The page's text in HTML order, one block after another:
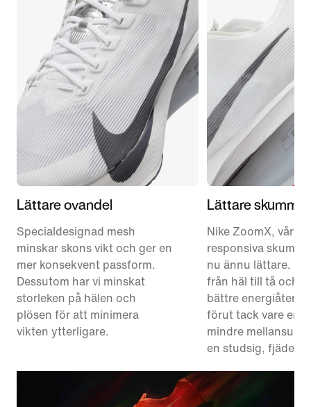
Lättare ovandel
Specialdesignad mesh
minskar skons vikt och ger en
mer konsekvent passform.
Dessutom har vi minskat
storleken på hälen och
plösen för att minimera
vikten ytterligare.
Lättare
Nike ZoomX, vårt
responsiva
nu ännu lättare.
från häl till tå och
bättre
förut tack vare en
mindre mellansula
en studsig,